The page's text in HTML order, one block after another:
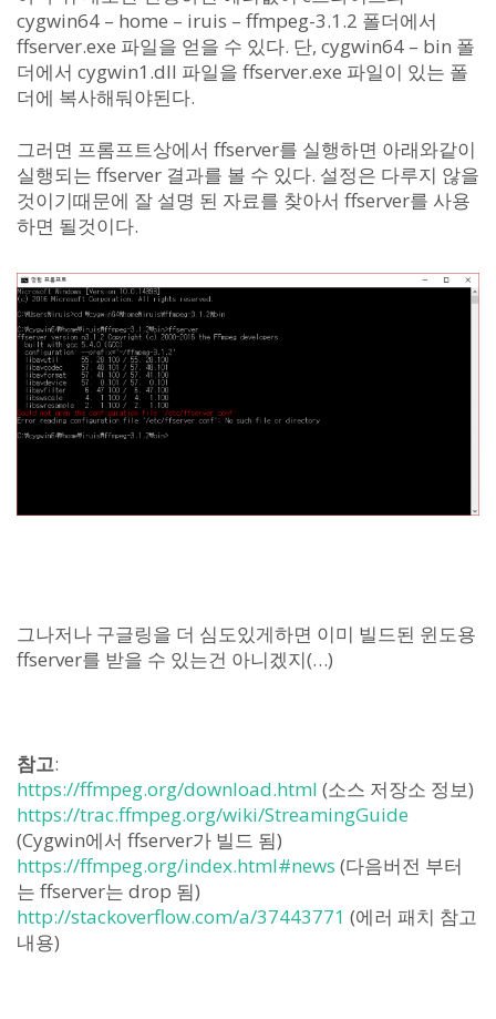
cygwin64 – home – iruis – ffmpeg-3.1.2 폴더에서
ffserver.exe 파일을 얻을 수 있다. 단, cygwin64 – bin 폴
더에서 cygwin1.dll 파일을 ffserver.exe 파일이 있는 폴
더에 복사해둬야된다.
그러면 프롬프트상에서 ffserver를 실행하면 아래와같이
실행되는 ffserver 결과를 볼 수 있다. 설정은 다루지 않을
것이기때문에 잘 설명 된 자료를 찾아서 ffserver를 사용
하면 될것이다.
그나저나 구글링을 더 심도있게하면 이미 빌드된 윈도용
ffserver를 받을 수 있는건 아니겠지(…)
참고:
https://ffmpeg.org/download.html (소스 저장소 정보)
https://trac.ffmpeg.org/wiki/StreamingGuide
(Cygwin에서 ffserver가 빌드 됨)
https://ffmpeg.org/index.html#news (다음버전 부터
는 ffserver는 drop 됨)
http://stackoverflow.com/a/37443771 (에러 패치 참고
내용)